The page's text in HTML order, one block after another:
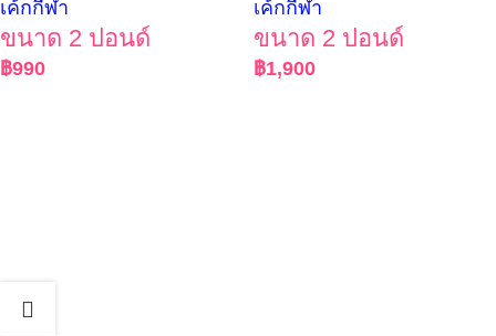
เค้กกีฬา
ขนาด 2 ปอนด์
฿990
เค้กกีฬา
ขนาด 2 ปอนด์
฿1,900